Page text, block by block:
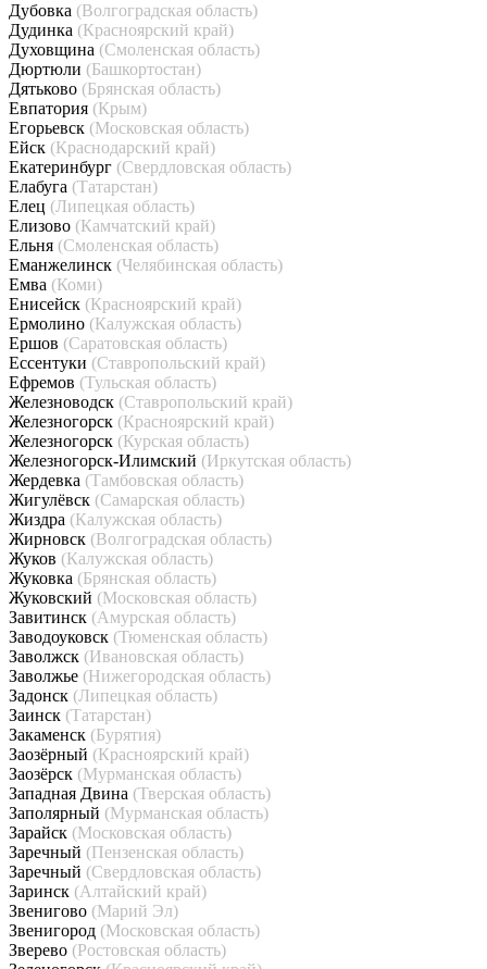
Дубовка (Волгоградская область)
Дудинка (Красноярский край)
Духовщина (Смоленская область)
Дюртюли (Башкортостан)
Дятьково (Брянская область)
Евпатория (Крым)
Егорьевск (Московская область)
Ейск (Краснодарский край)
Екатеринбург (Свердловская область)
Елабуга (Татарстан)
Елец (Липецкая область)
Елизово (Камчатский край)
Ельня (Смоленская область)
Еманжелинск (Челябинская область)
Емва (Коми)
Енисейск (Красноярский край)
Ермолино (Калужская область)
Ершов (Саратовская область)
Ессентуки (Ставропольский край)
Ефремов (Тульская область)
Железноводск (Ставропольский край)
Железногорск (Красноярский край)
Железногорск (Курская область)
Железногорск-Илимский (Иркутская область)
Жердевка (Тамбовская область)
Жигулёвск (Самарская область)
Жиздра (Калужская область)
Жирновск (Волгоградская область)
Жуков (Калужская область)
Жуковка (Брянская область)
Жуковский (Московская область)
Завитинск (Амурская область)
Заводоуковск (Тюменская область)
Заволжск (Ивановская область)
Заволжье (Нижегородская область)
Задонск (Липецкая область)
Заинск (Татарстан)
Закаменск (Бурятия)
Заозёрный (Красноярский край)
Заозёрск (Мурманская область)
Западная Двина (Тверская область)
Заполярный (Мурманская область)
Зарайск (Московская область)
Заречный (Пензенская область)
Заречный (Свердловская область)
Заринск (Алтайский край)
Звенигово (Марий Эл)
Звенигород (Московская область)
Зверево (Ростовская область)